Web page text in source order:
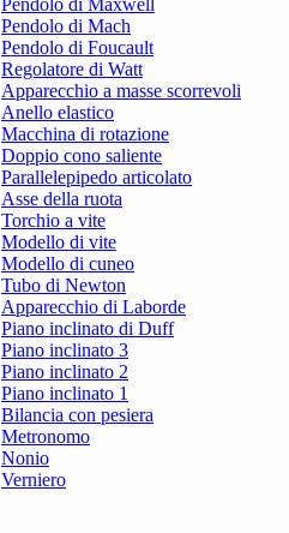
Pendolo di Maxwell
Pendolo di Mach
Pendolo di Foucault
Regolatore di Watt
Apparecchio a masse scorrevoli
Anello elastico
Macchina di rotazione
Doppio cono saliente
Parallelepipedo articolato
Asse della ruota
Torchio a vite
Modello di vite
Modello di cuneo
Tubo di Newton
Apparecchio di Laborde
Piano inclinato di Duff
Piano inclinato 3
Piano inclinato 2
Piano inclinato 1
Bilancia con pesiera
Metronomo
Nonio
Verniero